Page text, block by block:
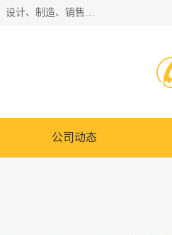
泰州市金锐达换热设备制造有限公司座落于鱼米之乡、祥泰之州一江苏泰州。是一家多年从事换热设备研究、设计、制造、销售、服务于一体的生产企业。
公司动态